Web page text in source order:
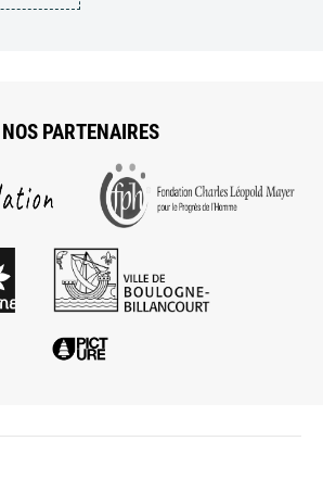
NOS PARTENAIRES